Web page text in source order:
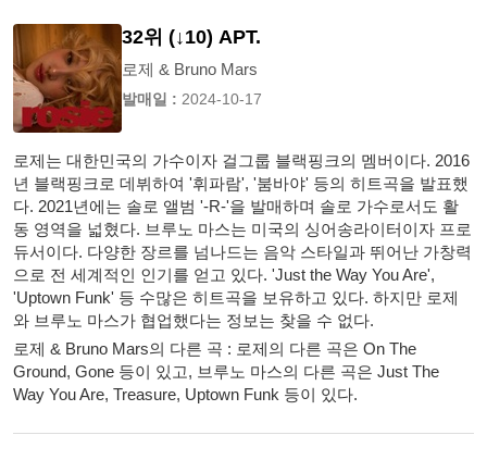
32위 (↓10) APT.
로제 & Bruno Mars
발매일 : 2024-10-17
로제는 대한민국의 가수이자 걸그룹 블랙핑크의 멤버이다. 2016
년 블랙핑크로 데뷔하여 '휘파람', '붐바야' 등의 히트곡을 발표했
다. 2021년에는 솔로 앨범 '-R-'을 발매하며 솔로 가수로서도 활
동 영역을 넓혔다. 브루노 마스는 미국의 싱어송라이터이자 프로
듀서이다. 다양한 장르를 넘나드는 음악 스타일과 뛰어난 가창력
으로 전 세계적인 인기를 얻고 있다. 'Just the Way You Are',
'Uptown Funk' 등 수많은 히트곡을 보유하고 있다. 하지만 로제
와 브루노 마스가 협업했다는 정보는 찾을 수 없다.
로제 & Bruno Mars의 다른 곡 : 로제의 다른 곡은 On The
Ground, Gone 등이 있고, 브루노 마스의 다른 곡은 Just The
Way You Are, Treasure, Uptown Funk 등이 있다.